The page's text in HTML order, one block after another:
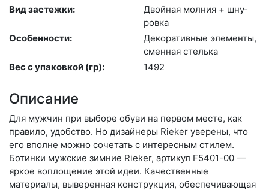
Вид застежки:
Двой­ная мол­ния + шну­
ров­ка
Особенности:
Де­кора­тив­ные эле­мен­ты,
смен­ная стель­ка
Вес с упаковкой (гр):
1492
Описание
Для мужчин при выборе обуви на первом месте, как
правило, удобство. Но дизайнеры Rieker уверены, что
его вполне можно сочетать с интересным стилем.
Ботинки мужские зимние Rieker, артикул F5401-00 —
яркое воплощение этой идеи. Качественные
материалы, выверенная конструкция, обеспечивающая